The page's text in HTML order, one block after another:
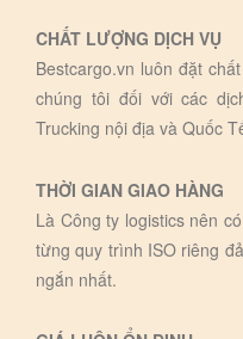
CHẤT LƯỢNG DỊCH VỤ
Bestcargo.vn luôn đặt
chúng tôi đối với các
Trucking nội địa và Quốc
THỜI GIAN GIAO HÀNG
Là Công ty logistics nên
từng quy trình ISO riêng
ngắn nhất.